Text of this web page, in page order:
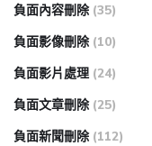
負面內容刪除 (35)
負面影像刪除 (10)
負面影片處理 (24)
負面文章刪除 (25)
負面新聞刪除 (112)